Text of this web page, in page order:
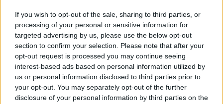
If you wish to opt-out of the sale, sharing to third parties, or
processing of your personal or sensitive information for
targeted advertising by us, please use the below opt-out
section to confirm your selection. Please note that after your
opt-out request is processed you may continue seeing
interest-based ads based on personal information utilized by
us or personal information disclosed to third parties prior to
your opt-out. You may separately opt-out of the further
disclosure of your personal information by third parties on the
14:37
Αποφεύγοντας 3 παράγοντες κινδύνου κερδίζουμε 13
επιπλέον χρόνια χωρίς άνοια
Νέο ιστορικό ρεκόρ για την AEGEAN τον Ιούλιο με 2
εκατομμύρια επιβάτες